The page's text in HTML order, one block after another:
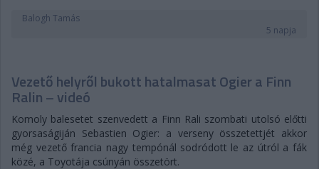
Balogh Tamás
5 napja
Vezető helyről bukott hatalmasat Ogier a Finn
Ralin – videó
Komoly balesetet szenvedett a Finn Rali szombati utolsó előtti
gyorsaságiján Sebastien Ogier: a verseny összetettjét akkor
még vezető francia nagy tempónál sodródott le az útról a fák
közé, a Toyotája csúnyán összetört.